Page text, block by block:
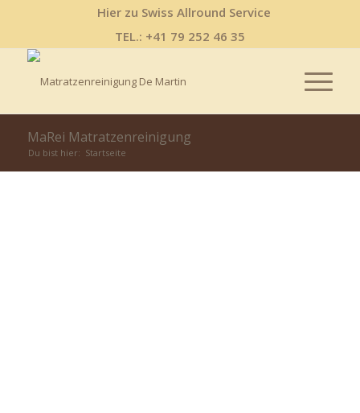
Hier zu Swiss Allround Service
TEL.: +41 79 252 46 35
MaRei Matratzenreinigung
Du bist hier: Startseite